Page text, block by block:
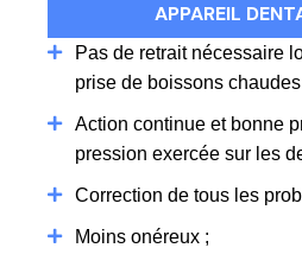
APPAREIL
Pas de retrait nécessaire
prise de boissons
Action continue et bonne
pression exercée sur les
Correction de tous les
Moins onéreux ;